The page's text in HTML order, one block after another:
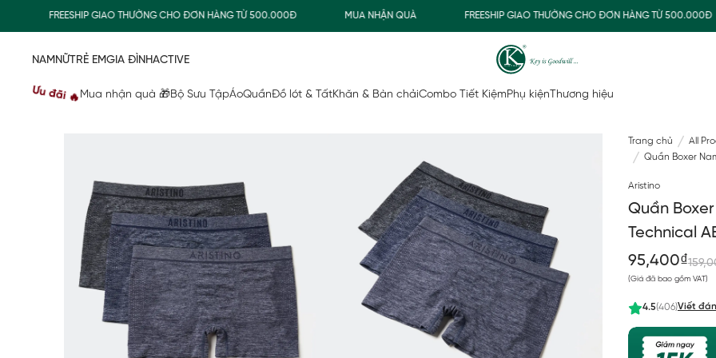
FREESHIP GIAO THƯỜNG CHO ĐƠN HÀNG TỪ 500.000Đ MUA NHẬN QUÀ FREESHIP GIAO THƯỜNG CHO ĐƠN HÀNG TỪ 500.000Đ
NAMNỮTRẺ EMGIA ĐÌNHACTIVE
Ưu đãi 🔥 Mua nhận quà 🎁Bộ Sưu TậpÁoQuầnĐồ lót & TấtKhăn & Bàn chảiCombo Tiết KiệmPhụ kiện Thương hiệu
Trang chủ
All
Quần Boxer
Aristino
Quần
Technical
95,400₫
(Giá đã bao gồm VAT)
4.5(406)Viết